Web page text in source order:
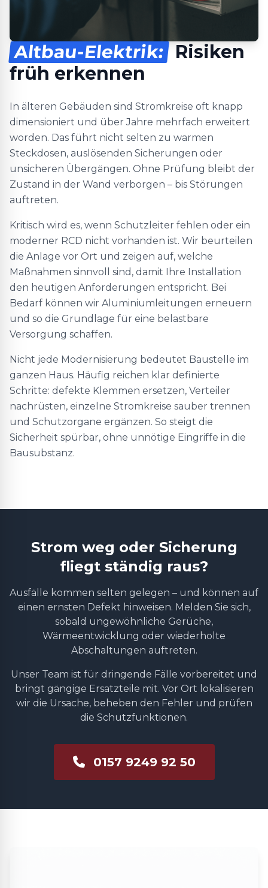
Altbau-Elektrik: Risiken
früh erkennen
In älteren Gebäuden sind Stromkreise oft knapp
dimensioniert und über Jahre mehrfach erweitert
worden. Das führt nicht selten zu warmen
Steckdosen, auslösenden Sicherungen oder
unsicheren Übergängen. Ohne Prüfung bleibt der
Zustand in der Wand verborgen – bis Störungen
auftreten.
Kritisch wird es, wenn Schutzleiter fehlen oder ein
moderner RCD nicht vorhanden ist. Wir beurteilen
die Anlage vor Ort und zeigen auf, welche
Maßnahmen sinnvoll sind, damit Ihre Installation
den heutigen Anforderungen entspricht. Bei
Bedarf können wir Aluminiumleitungen erneuern
und so die Grundlage für eine belastbare
Versorgung schaffen.
Nicht jede Modernisierung bedeutet Baustelle im
ganzen Haus. Häufig reichen klar definierte
Schritte: defekte Klemmen ersetzen, Verteiler
nachrüsten, einzelne Stromkreise sauber trennen
und Schutzorgane ergänzen. So steigt die
Sicherheit spürbar, ohne unnötige Eingriffe in die
Bausubstanz.
Strom weg oder Sicherung
fliegt ständig raus?
Ausfälle kommen selten gelegen – und können auf
einen ernsten Defekt hinweisen. Melden Sie sich,
sobald ungewöhnliche Gerüche,
Wärmeentwicklung oder wiederholte
Abschaltungen auftreten.
Unser Team ist für dringende Fälle vorbereitet und
bringt gängige Ersatzteile mit. Vor Ort lokalisieren
wir die Ursache, beheben den Fehler und prüfen
die Schutzfunktionen.
0157 9249 92 50